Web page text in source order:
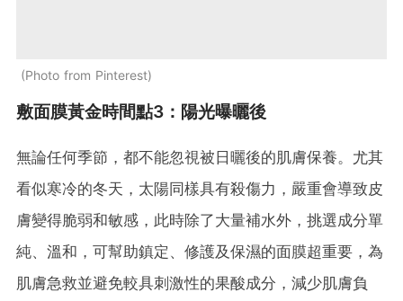
Photo from Pinterest
敷面膜黃金時間點3：陽光曝曬後
無論任何季節，都不能忽視被日曬後的肌膚保養。尤其
看似寒冷的冬天，太陽同樣具有殺傷力，嚴重會導致皮
膚變得脆弱和敏感，此時除了大量補水外，挑選成分單
純、溫和，可幫助鎮定、修護及保濕的面膜超重要，為
肌膚急救並避免較具刺激性的果酸成分，減少肌膚負